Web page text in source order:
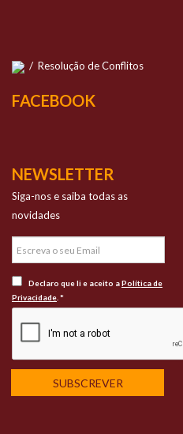
/ Resolução de Conflitos
FACEBOOK
NEWSLETTER
Siga-nos e saiba todas as
novidades
Declaro que li e aceito aPolítica de
Privacidade . *